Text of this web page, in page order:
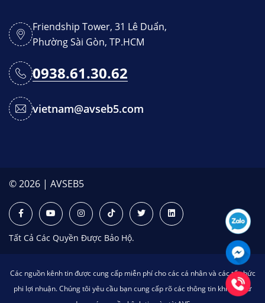
Friendship Tower, 31 Lê Duẩn,
Phường Sài Gòn, TP.HCM
0938.61.30.62
vietnam@avseb5.com
© 2026 | AVSEB5
Tất Cả Các Quyền Được Bảo Hộ.
Các nguồn kênh tin được cung cấp miễn phí cho các cá nhân và các tổ chức
phi lợi nhuận. Chúng tôi yêu cầu bạn cung cấp rõ các thông tin khi bạn sử